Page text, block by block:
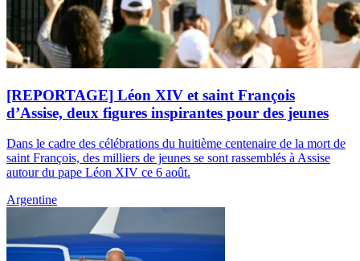
[REPORTAGE] Léon XIV et saint François
d’Assise, deux figures inspirantes pour des jeunes
Dans le cadre des célébrations du huitième centenaire de la mort de
saint François, des milliers de jeunes se sont rassemblés à Assise
autour du pape Léon XIV ce 6 août.
Argentine